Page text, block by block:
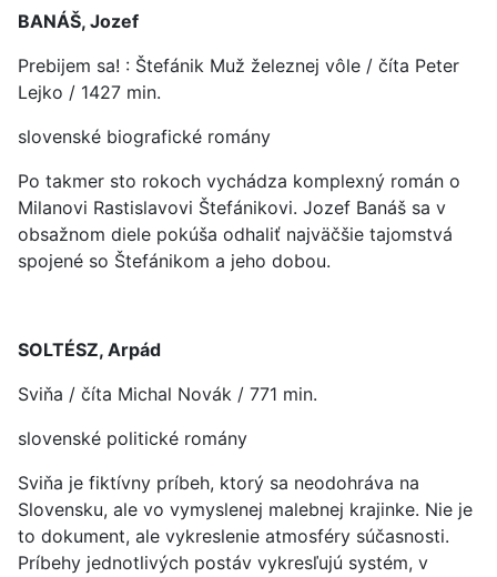
BANÁŠ, Jozef
Prebijem sa! : Štefánik Muž železnej vôle / číta Peter
Lejko / 1427 min.
slovenské biografické romány
Po takmer sto rokoch vychádza komplexný román o
Milanovi Rastislavovi Štefánikovi. Jozef Banáš sa v
obsažnom diele pokúša odhaliť najväčšie tajomstvá
spojené so Štefánikom a jeho dobou.
SOLTÉSZ, Arpád
Sviňa / číta Michal Novák / 771 min.
slovenské politické romány
Sviňa je fiktívny príbeh, ktorý sa neodohráva na
Slovensku, ale vo vymyslenej malebnej krajinke. Nie je
to dokument, ale vykreslenie atmosféry súčasnosti.
Príbehy jednotlivých postáv vykresľujú systém, v